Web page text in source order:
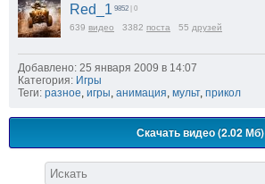
Red_1 9852 | 0
639 видео 3382 поста 55 друзей
Добавлено: 25 января 2009 в 14:07
Категория: Игры
Теги: разное, игры, анимация, мульт, прикол
Скачать видео (2.02 Мб)